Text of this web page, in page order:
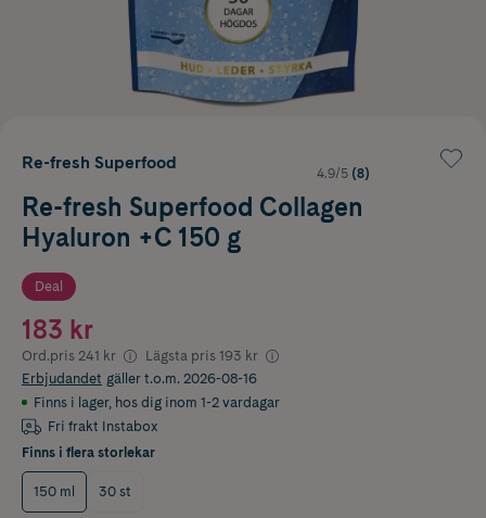
Re-fresh Superfood
4.9/5 (8)
Re-fresh Superfood Collagen
Hyaluron +C 150 g
Deal
183 kr
Ord.pris 241 kr Lägsta pris 193 kr
Erbjudandet gäller t.o.m. 2026-08-16
Finns i lager, hos dig inom 1-2 vardagar
Fri frakt Instabox
Finns i flera storlekar
150 ml 30 st